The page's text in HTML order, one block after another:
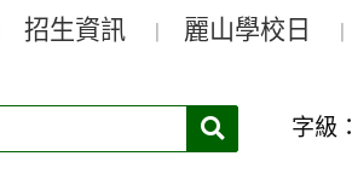
招生資訊 麗山學校日
搜
字級：